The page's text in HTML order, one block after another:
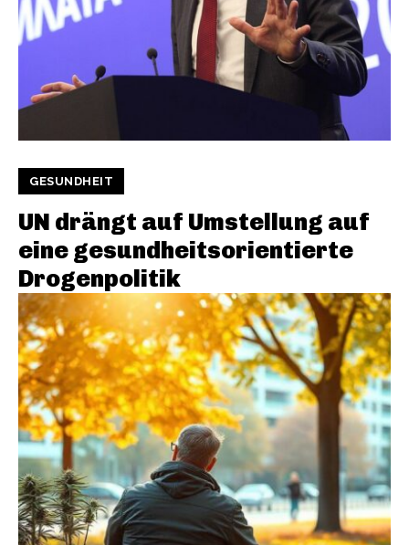
GESUNDHEIT
UN drängt auf Umstellung auf
eine gesundheitsorientierte
Drogenpolitik